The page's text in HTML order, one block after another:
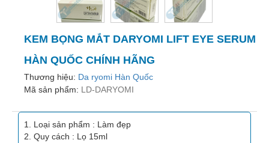
ngon
Chăm
sóc
khỏe
Khoáng
chất
KEM BỌNG MẮT DARYOMI LIFT EYE SERUM
HÀN QUỐC CHÍNH HÃNG
Thương hiệu: Da ryomi Hàn Quốc
Mã sản phẩm: LD-DARYOMI
Loại sản phẩm : Làm đẹp
Quy cách : Lọ 15ml